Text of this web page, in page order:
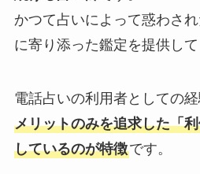
かつて占いによって惑わさ
に寄り添った鑑定を提供して
電話占いの利用者としての経
メリットのみを追求した「
しているのが特徴です。